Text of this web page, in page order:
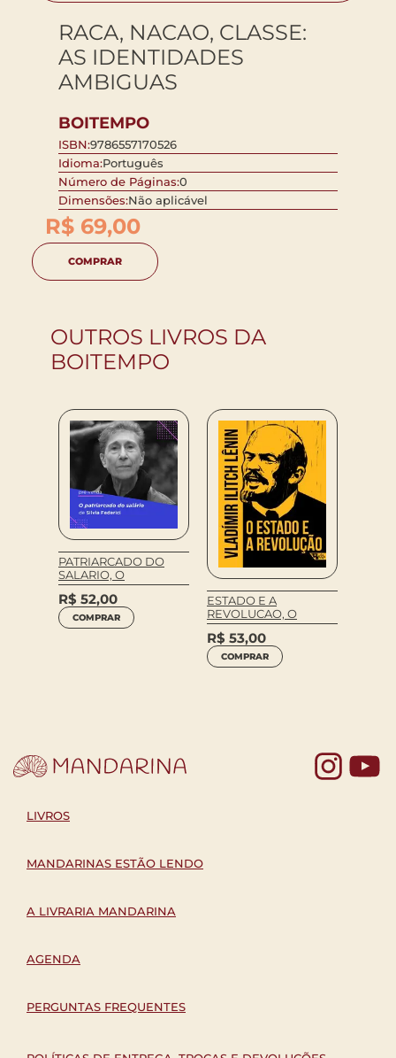
RACA, NACAO, CLASSE:
AS IDENTIDADES
AMBIGUAS
BOITEMPO
ISBN:9786557170526
Idioma:Português
Número de Páginas:0
Dimensões:Não aplicável
R$ 69,00
COMPRAR
OUTROS LIVROS DA
BOITEMPO
PATRIARCADO DO
SALARIO, O
R$ 52,00
COMPRAR
ESTADO E A
REVOLUCAO, O
R$ 53,00
COMPRAR
LIVROS
MANDARINAS ESTÃO LENDO
A LIVRARIA MANDARINA
AGENDA
PERGUNTAS FREQUENTES